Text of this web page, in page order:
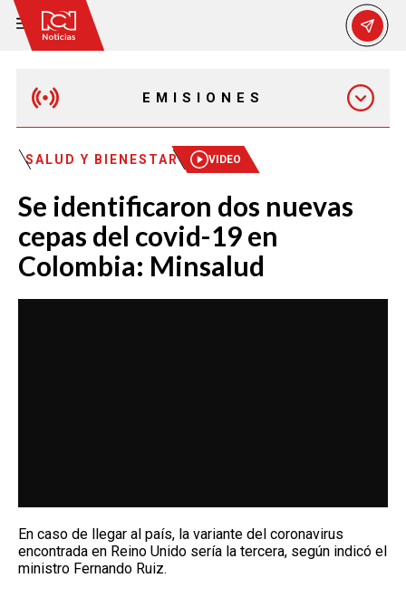
EMISIONES
EMISIÓN 12:30 PM
EMISIÓN 7:00 PM
SALUD Y BIENESTAR VIDEO
Se identificaron dos nuevas
cepas del covid-19 en
Colombia: Minsalud
En caso de llegar al país, la variante del coronavirus
encontrada en Reino Unido sería la tercera, según indicó el
ministro Fernando Ruiz.